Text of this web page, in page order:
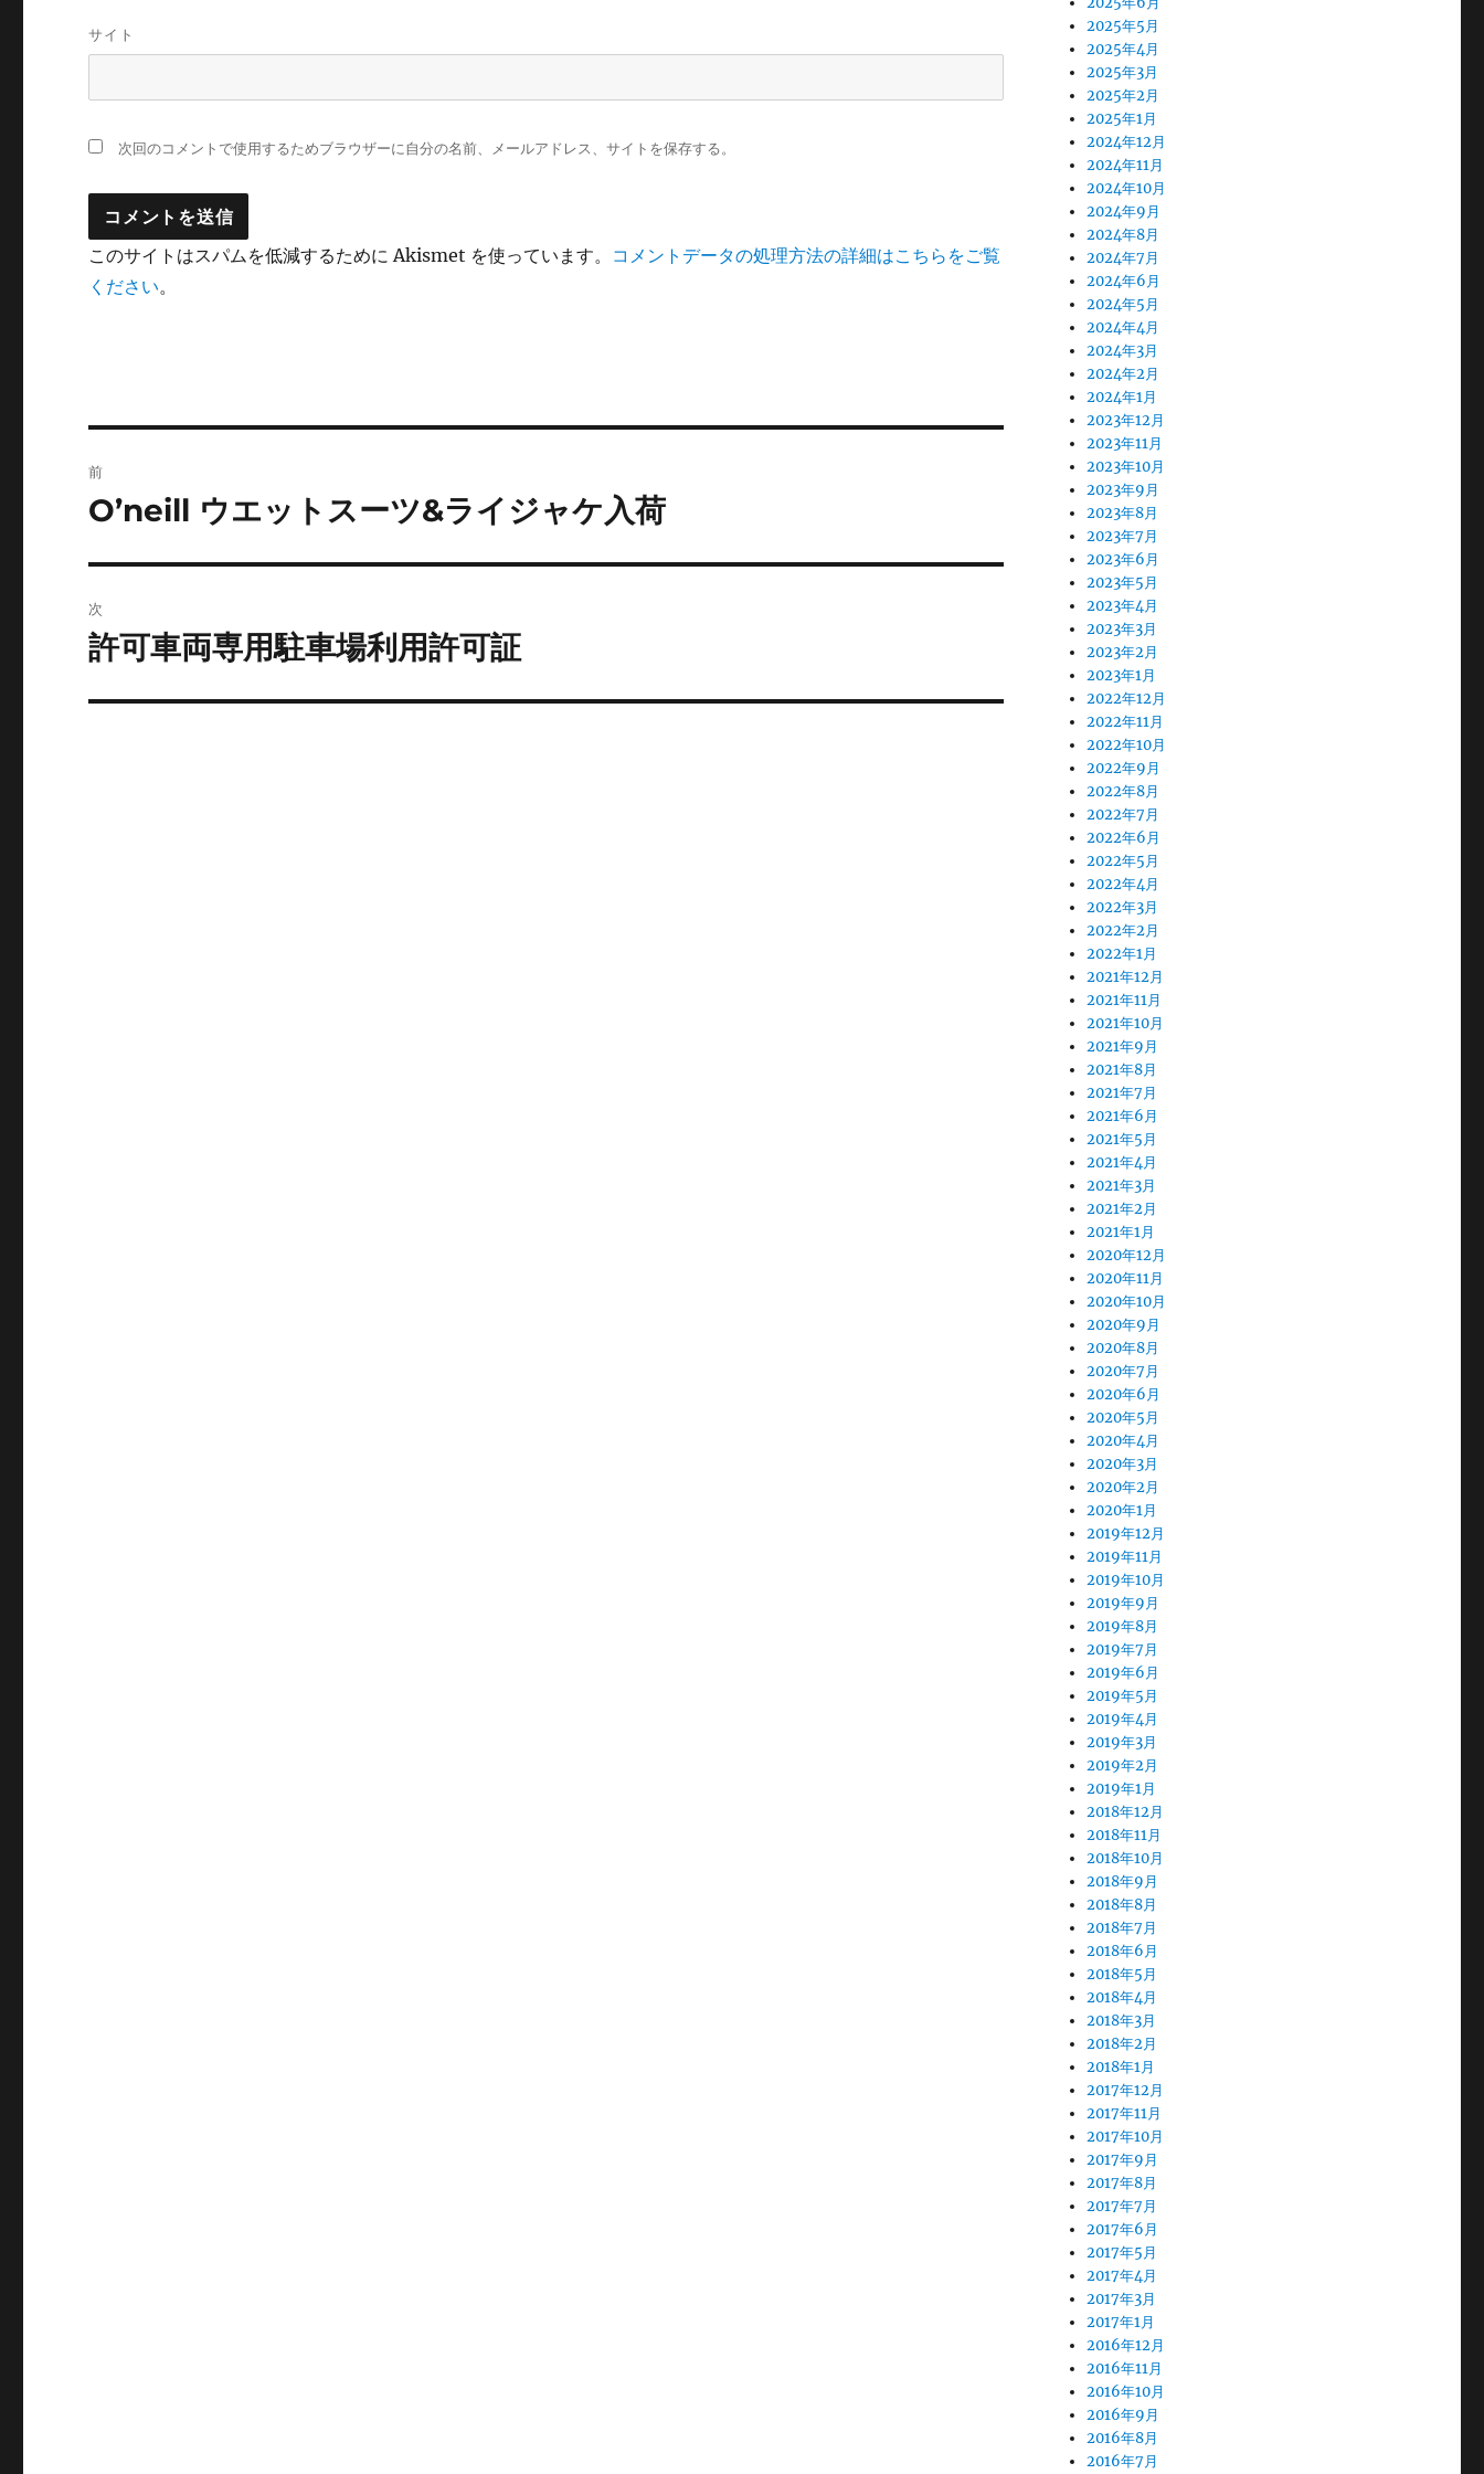
サイト
次回のコメントで使用するためブラウザーに自分の名前、メールアドレス、サイトを保存する。
このサイトはスパムを低減するために Akismet を使っています。 コメントデータの処理方法の詳細はこちらをご覧
ください。
稿
ゲ
前
前
投
稿:
O’neill ウエットスーツ&ライジャケ入荷
次
次
投
許可車両専用駐車場利用許可証
2025年5月
2025年4月
2025年3月
2025年2月
2025年1月
2024年12月
2024年11月
2024年10月
2024年9月
2024年8月
2024年7月
2024年6月
2024年5月
2024年4月
2024年3月
2024年2月
2024年1月
2023年12月
2023年11月
2023年10月
2023年9月
2023年8月
2023年7月
2023年6月
2023年5月
2023年4月
2023年3月
2023年2月
2023年1月
2022年12月
2022年11月
2022年10月
2022年9月
2022年8月
2022年7月
2022年6月
2022年5月
2022年4月
2022年3月
2022年2月
2022年1月
2021年12月
2021年11月
2021年10月
2021年9月
2021年8月
2021年7月
2021年6月
2021年5月
2021年4月
2021年3月
2021年2月
2021年1月
2020年12月
2020年11月
2020年10月
2020年9月
2020年8月
2020年7月
2020年6月
2020年5月
2020年4月
2020年3月
2020年2月
2020年1月
2019年12月
2019年11月
2019年10月
2019年9月
2019年8月
2019年7月
2019年6月
2019年5月
2019年4月
2019年3月
2019年2月
2019年1月
2018年12月
2018年11月
2018年10月
2018年9月
2018年8月
2018年7月
2018年6月
2018年5月
2018年4月
2018年3月
2018年2月
2018年1月
2017年12月
2017年11月
2017年10月
2017年9月
2017年8月
2017年7月
2017年6月
2017年5月
2017年4月
2017年3月
2017年1月
2016年12月
2016年11月
2016年10月
2016年9月
2016年8月
2016年7月